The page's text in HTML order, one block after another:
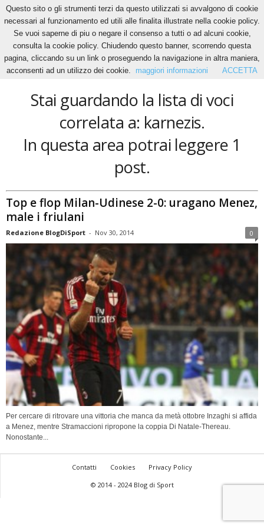
Home Tags Karnezis
karnezis
Stai guardando la lista di voci
correlata a: karnezis.
In questa area potrai leggere 1
post.
Top e flop Milan-Udinese 2-0: uragano Menez,
male i friulani
Redazione BlogDiSport - Nov 30, 2014 0
Per cercare di ritrovare una vittoria che manca da metà ottobre Inzaghi si affida
a Menez, mentre Stramaccioni ripropone la coppia Di Natale-Thereau.
Nonostante...
Contatti Cookies
Privacy Policy
© 2014 - 2024 Blog di Sport
Questo sito o gli strumenti terzi da questo utilizzati si avvalgono di cookie
necessari al funzionamento ed utili alle finalita illustrate nella cookie policy.
Se vuoi saperne di piu o negare il consenso a tutti o ad alcuni cookie,
consulta la cookie policy. Chiudendo questo banner, scorrendo questa
pagina, cliccando su un link o proseguendo la navigazione in altra maniera,
acconsenti ad un utilizzo dei cookie.
maggiori informazioni ACCETTA